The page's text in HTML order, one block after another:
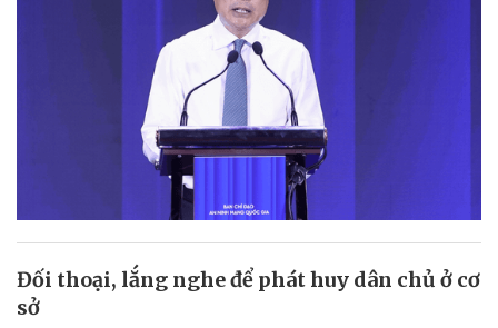
Đối thoại, lắng nghe để phát huy dân chủ ở cơ
sở